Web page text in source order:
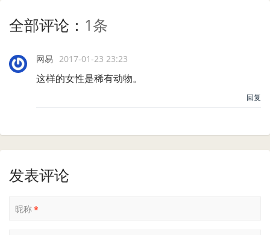
全部评论： 1条
网易 2017-01-23 23:23
这样的女性是稀有动物。
回复
发表评论
昵称*